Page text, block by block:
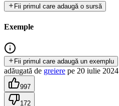
Fii primul care adaugă o sursă
Exemple
Fii primul care adaugă un exemplu
adăugată de greiere pe 20 iulie 2024
997
172